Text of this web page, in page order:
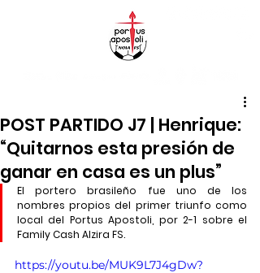
POST PARTIDO J7 | Henrique:
“Quitarnos esta presión de
ganar en casa es un plus”
El portero brasileño fue uno de los
nombres propios del primer triunfo como
local del Portus Apostoli, por 2-1 sobre el
Family Cash Alzira FS.
https://youtu.be/MUK9L7J4gDw?